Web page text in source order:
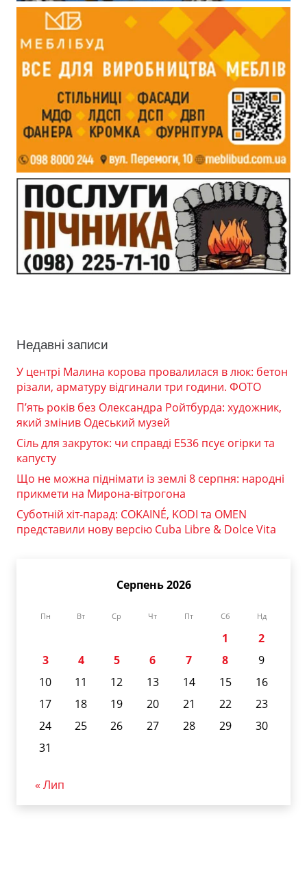
Недавні записи
У центрі Малина корова провалилася в люк: бетон
різали, арматуру відгинали три години. ФОТО
П’ять років без Олександра Ройтбурда: художник,
який змінив Одеський музей
Сіль для закруток: чи справді Е536 псує огірки та
капусту
Що не можна піднімати із землі 8 серпня: народні
прикмети на Мирона-вітрогона
Суботній хіт-парад: COKAINÉ, KODI та OMEN
представили нову версію Cuba Libre & Dolce Vita
Серпень 2026
Пн Вт Ср Чт Пт Сб Нд
1
2
3
4 5 6 7 8
9
10
11 12 13 14 15
16
17
18 19 20 21 22
23
24
25 26 27 28 29
30
31
« Лип